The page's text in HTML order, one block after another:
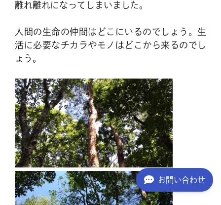
離れ離れになってしまいました。
人間の生命の仲間はどこにいるのでしょう。生
活に必要なチカラやモノはどこから来るのでし
ょう。
お問い合わせ